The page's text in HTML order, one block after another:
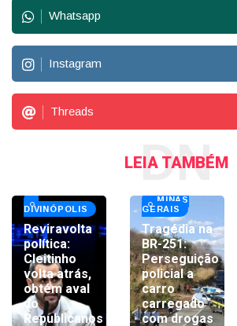
Whatsapp
Instagram
Threads
LEIA TAMBÉM
DN
DIVINÓPOLIS
Reviravolta
política:
Cleitinho
volta atrás,
obtém aval
do
Republicanos
MINAS
GERAIS
Tragédia na
BR-251:
Perseguição
policial a
carro
carregado
com drogas